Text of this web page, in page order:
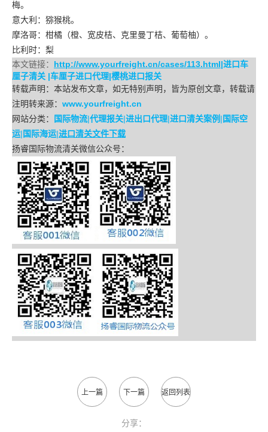
梅。
意大利：猕猴桃。
摩洛哥：柑橘（橙、宽皮桔、克里曼丁桔、葡萄柚）。
比利时：梨
本文链接： http://www.yourfreight.cn/cases/113.html|进口车
厘子清关 |车厘子进口代理|樱桃进口报关
转载声明：本站发布文章，如无特别声明，皆为原创文章，转载请
注明转来源： www.yourfreight.cn
网站分类：
国际物流|代理报关|进出口代理|进口清关案例 |国际空
运|国际海运|进口清关文件下载
扬睿国际物流清关微信公众号：
上一篇 下一篇 返回列表
分享：